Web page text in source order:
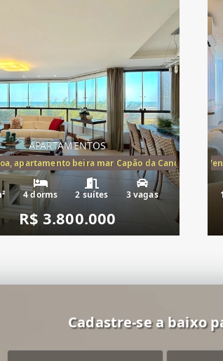
APARTAMENTOS
apartamento beira mar Capão da Canoa,
4 dorms 2 suítes 3 vagas
R$ 3.800.000
Apartamento Beira-Mar à
Cadastre-se a baixo